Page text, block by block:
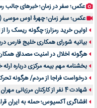
عکس؛ سفر در زمان؛ خبرهای جالب رمضان 45 سال قبل کشور را ببینید
عکس؛ سفر زمان؛ چهرۀ اوس موسی
اولین خرید رمزارز؛ چگونه ریسک را
بیانیه شورای همکاری خلیج فارس
هرگونه اخلال در امنیت مصداق
بخشنامه مهم بیمه مرکزی درباره
درخواست فراجا از مردم/ هرگونه
شهادت 4 نفر از کارکنان مرزبانی مهران در پی حملات اسرائیل و آمریکا
افشاگری آکسیوس؛ حمله به ایران